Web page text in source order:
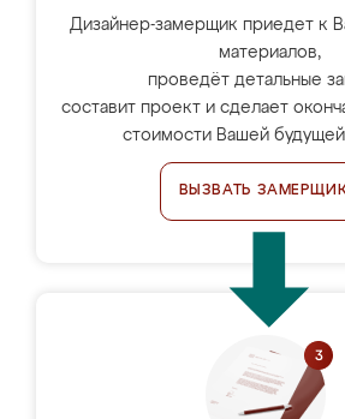
Дизайнер-замерщик приедет к
материалов,
проведёт детальные
составит проект и сделает
стоимости Вашей
ВЫЗВАТЬ